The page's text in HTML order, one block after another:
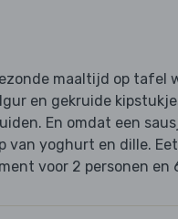
maaltijd op tafel
en gekruide
En omdat een
van yoghurt en dille.
voor 2 personen en